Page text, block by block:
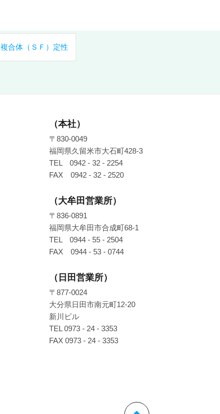
合体（ＳＦ）定性
（本社）
〒830-0049
福岡県久留米市大石町428-3
TEL 0942 - 32 - 2254
FAX 0942 - 32 - 2520
（大牟田営業所）
〒836-0891
福岡県大牟田市合成町68-1
TEL 0944 - 55 - 2504
FAX 0944 - 53 - 0744
（日田営業所）
〒877-0024
大分県日田市南元町12-20
新川ビル
TEL 0973 - 24 - 3353
FAX 0973 - 24 - 3353